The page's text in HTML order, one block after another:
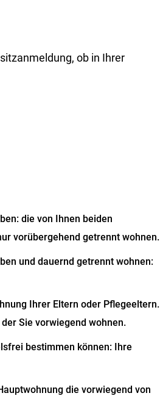
ob in Ihrer
die von Ihnen beiden
vorübergehend getrennt wohnen.
und dauernd getrennt wohnen:
Ihrer Eltern oder Pflegeeltern.
Sie vorwiegend wohnen.
bestimmen können: Ihre
die vorwiegend von